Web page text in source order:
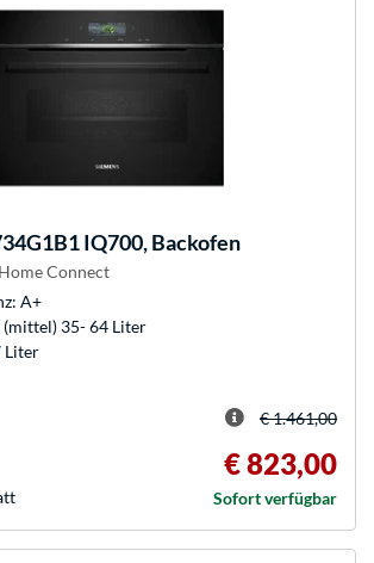
IQ700, Backofen
Connect
A+
35- 64 Liter
Liter
€ 1.461,00
€ 823,00
Sofort verfügbar